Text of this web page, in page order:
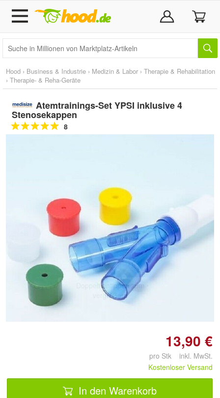
Hood › Business & Industrie › Medizin & Labor › Therapie & Rehabilitation
› Therapie- & Reha-Geräte
Atemtrainings-Set YPSI inklusive 4
Stenosekappen
8
Doppelt antippen zum
vergrößern
13,90 €
pro Stk inkl. MwSt.
Kostenloser Versand
In den Warenkorb